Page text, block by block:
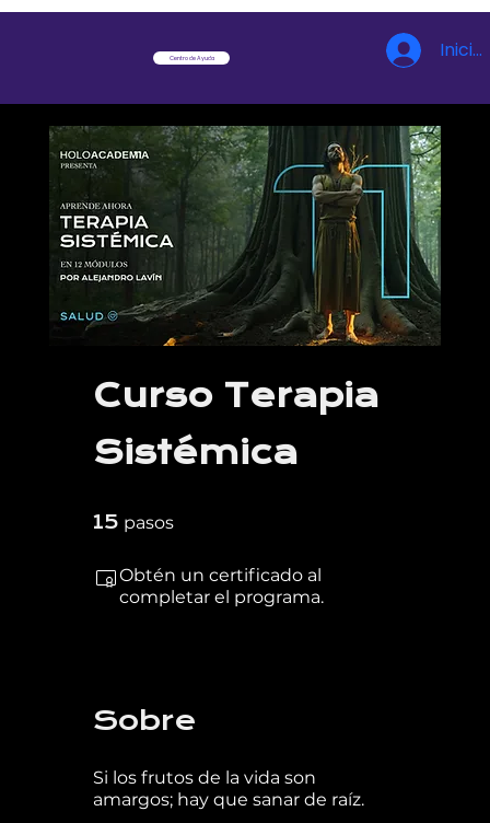
Centro de Ayuda
Curso Terapia
Sistémica
15 pasos
Obtén un certificado al
completar el programa.
Sobre
Si los frutos de la vida son
amargos; hay que sanar de raíz.